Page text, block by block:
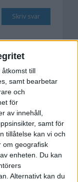
till
samt bearbetar
och
för
av innehåll,
samt för
tillåtelse kan vi och
om geografisk
enheten. Du kan
Alternativt kan du
Skriv svar
den?
Han gör